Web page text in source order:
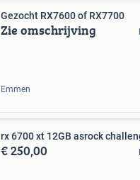
Gezocht RX7600 of RX7700
Zie omschrijving
Emmen
rx 6700 xt 12GB asrock
€ 250,00